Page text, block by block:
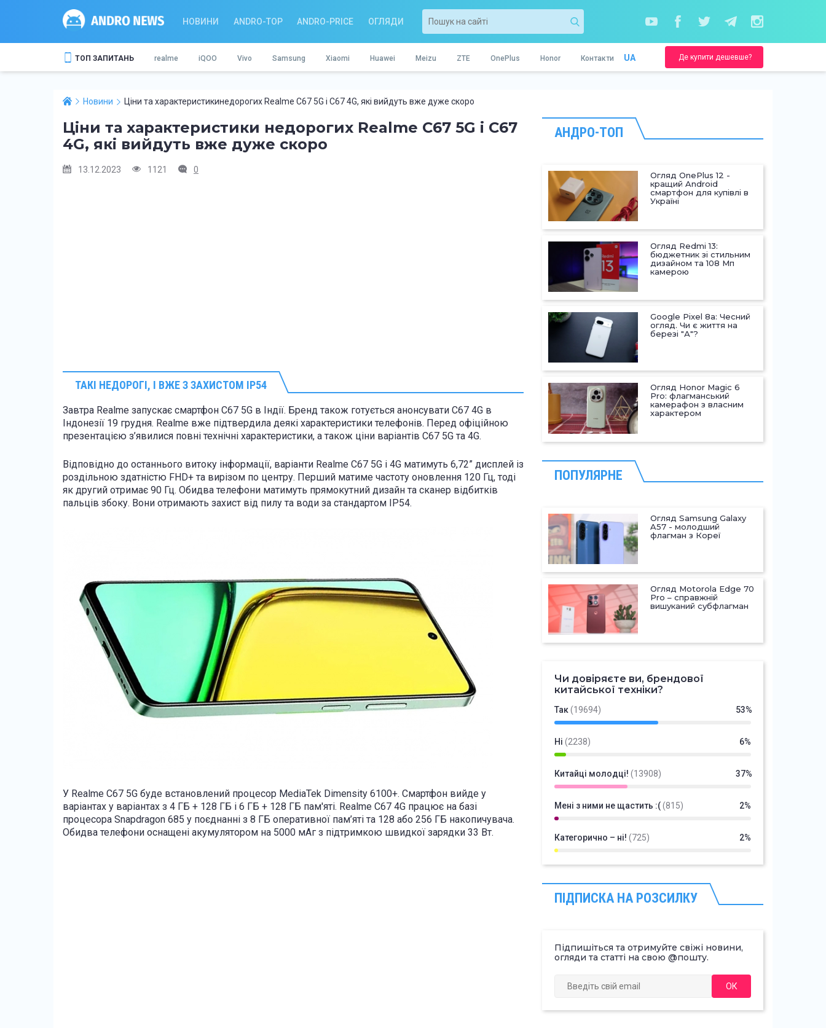
НОВИНИ ANDRO-TOP ANDRO-PRICE ОГЛЯДИ
ТОП ЗАПИТАНЬ realme iQOO Vivo Samsung Xiaomi Huawei Meizu ZTE OnePlus Honor Контакти UA Де купити дешевше?
Новини Ціни та характеристикинедорогих Realme C67 5G і C67 4G, які вийдуть вже дуже скоро
Ціни та характеристики недорогих Realme C67 5G і C67
4G, які вийдуть вже дуже скоро
13.12.2023 1121 0
ТАКІ НЕДОРОГІ, І ВЖЕ З ЗАХИСТОМ IP54
Завтра Realme запускає смартфон C67 5G в Індії. Бренд також готується анонсувати C67 ​​4G в
Індонезії 19 грудня. Realme вже підтвердила деякі характеристики телефонів. Перед офіційною
презентацією з’явилися повні технічні характеристики, а також ціни варіантів C67 ​​5G та 4G.
Відповідно до останнього витоку інформації, варіанти Realme C67 5G і 4G матимуть 6,72” дисплей із
роздільною здатністю FHD+ та вирізом по центру. Перший матиме частоту оновлення 120 Гц, тоді
як другий отримає 90 Гц. Обидва телефони матимуть прямокутний дизайн та сканер відбитків
пальців збоку. Вони отримають захист від пилу та води за стандартом IP54.
У Realme C67 5G буде встановлений процесор MediaTek Dimensity 6100+. Смартфон вийде у
варіантах у варіантах з 4 ГБ + 128 ГБ і 6 ГБ + 128 ГБ пам'яті. Realme C67 4G працює на базі
процесора Snapdragon 685 у поєднанні з 8 ГБ оперативної пам’яті та 128 або 256 ГБ накопичувача.
Обидва телефони оснащені акумулятором на 5000 мАг з підтримкою швидкої зарядки 33 Вт.
АНДРО-ТОП
Огляд OnePlus 12 -
кращий Android
смартфон для купівлі в
Україні
Огляд Redmi 13:
бюджетник зі стильним
дизайном та 108 Мп
камерою
Google Pixel 8a: Чесний
огляд. Чи є життя на
березі "А"?
Огляд Honor Magic 6
Pro: флагманський
камерафон з власним
характером
ПОПУЛЯРНЕ
Огляд Samsung Galaxy
A57 - молодший
флагман з Кореї
Огляд Motorola Edge 70
Pro – справжній
вишуканий субфлагман
Чи довіряєте ви, брендової
китайської техніки?
Так(19694) 53%
Ні (2238) 6%
Китайці молодці! (13908) 37%
Мені з ними не щастить :((815) 2%
Категорично – ні! (725) 2%
ПІДПИСКА НА РОЗСИЛКУ
Підпишіться та отримуйте свіжі новини,
огляди та статті на свою @пошту.
ОК